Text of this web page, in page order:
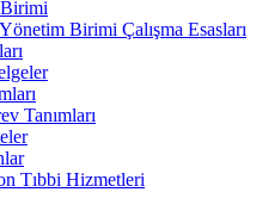
Birimi Çalışma Esasları
Tanımları
Tıbbi Hizmetleri